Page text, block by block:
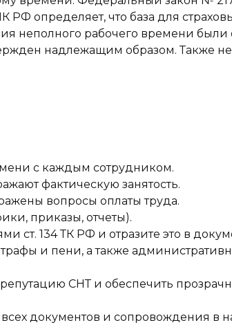
определяет, что база для
неполного рабочего времени
надлежащим образом. Также
с каждым сотрудником.
фактическую занятость.
вопросы оплаты труда.
приказы, отчеты).
ст. 134 ТК РФ и отразите это в
и пени, а также
СНТ и обеспечить
документов и сопровождения в